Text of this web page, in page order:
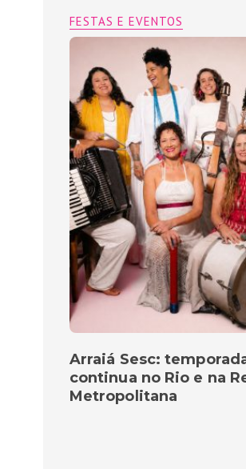
FESTAS E EVENTOS
Arraiá Sesc:
continua no Rio e na
Metropolitana